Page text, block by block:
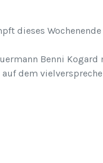
dieses
Benni
dem